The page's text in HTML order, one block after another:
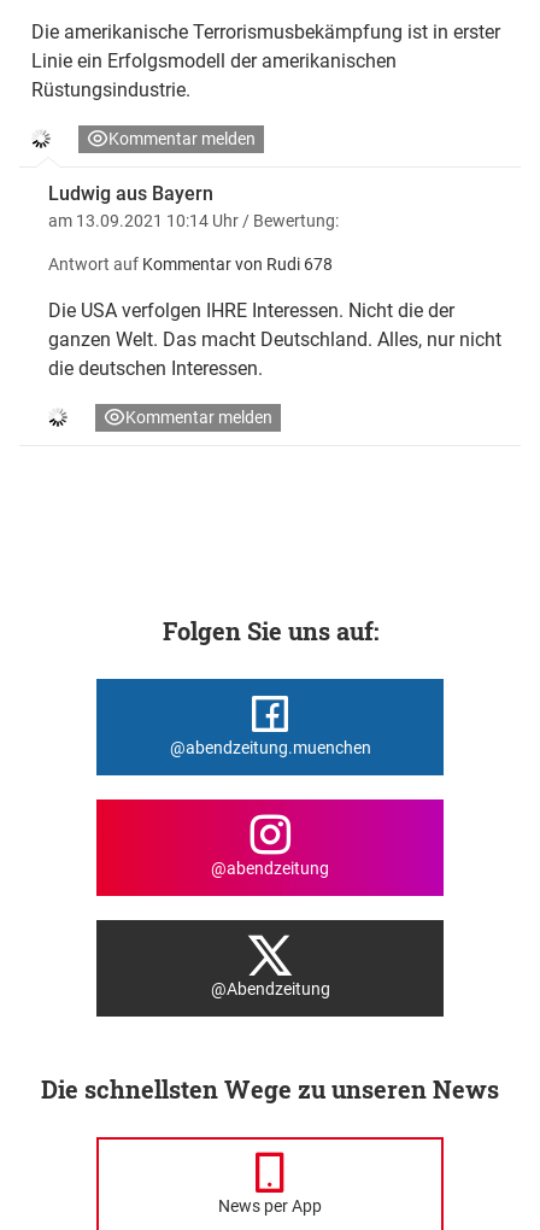
Die amerikanische Terrorismusbekämpfung ist in erster
Linie ein Erfolgsmodell der amerikanischen
Rüstungsindustrie.
Kommentar melden
Ludwig aus Bayern
am 13.09.2021 10:14 Uhr / Bewertung:
Antwort auf Kommentar von Rudi 678
Die USA verfolgen IHRE Interessen. Nicht die der
ganzen Welt. Das macht Deutschland. Alles, nur nicht
die deutschen Interessen.
Kommentar melden
Folgen Sie uns auf:
@abendzeitung.muenchen
@abendzeitung
@Abendzeitung
Die schnellsten Wege zu unseren News
News per App